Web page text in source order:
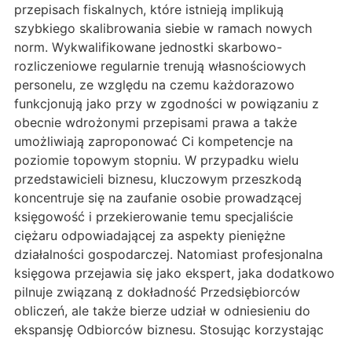
przepisach fiskalnych, które istnieją implikują
szybkiego skalibrowania siebie w ramach nowych
norm. Wykwalifikowane jednostki skarbowo-
rozliczeniowe regularnie trenują własnościowych
personelu, ze względu na czemu każdorazowo
funkcjonują jako przy w zgodności w powiązaniu z
obecnie wdrożonymi przepisami prawa a także
umożliwiają zaproponować Ci kompetencje na
poziomie topowym stopniu. W przypadku wielu
przedstawicieli biznesu, kluczowym przeszkodą
koncentruje się na zaufanie osobie prowadzącej
księgowość i przekierowanie temu specjaliście
ciężaru odpowiadającej za aspekty pieniężne
działalności gospodarczej. Natomiast profesjonalna
księgowa przejawia się jako ekspert, jaka dodatkowo
pilnuje związaną z dokładność Przedsiębiorców
obliczeń, ale także bierze udział w odniesieniu do
ekspansję Odbiorców biznesu. Stosując korzystając